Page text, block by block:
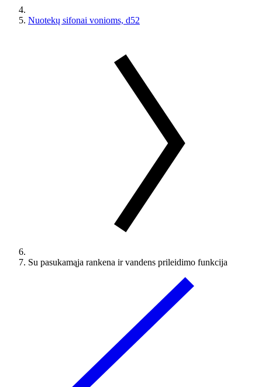
Nuotekų sifonai vonioms, d52
Su pasukamąja rankena ir vandens prileidimo funkcija